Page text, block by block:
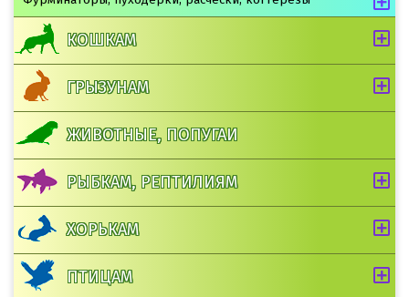
КОШКАМ
ГРЫЗУНАМ
ЖИВОТНЫЕ, ПОПУГАИ
РЫБКАМ, РЕПТИЛИЯМ
ХОРЬКАМ
ПТИЦАМ